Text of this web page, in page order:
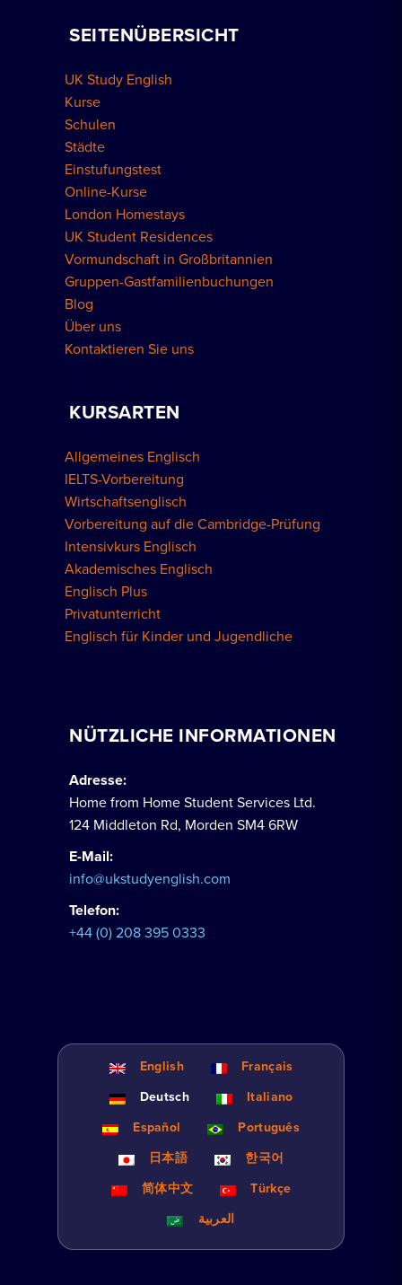
Gruppenbuchungen
So buchen Sie
Wohnungen in London
SEITENÜBERSICHT
UK Study English
Kurse
Schulen
Städte
Einstufungstest
Online-Kurse
London Homestays
UK Student Residences
Vormundschaft in Großbritannien
Gruppen-Gastfamilienbuchungen
Blog
Über uns
Kontaktieren Sie uns
KURSARTEN
Allgemeines Englisch
IELTS-Vorbereitung
Wirtschaftsenglisch
Vorbereitung auf die Cambridge-Prüfung
Intensivkurs Englisch
Akademisches Englisch
Englisch Plus
Privatunterricht
Englisch für Kinder und Jugendliche
NÜTZLICHE INFORMATIONEN
Adresse:
Home from Home Student Services Ltd.
124 Middleton Rd, Morden SM4 6RW
E-Mail:
info@ukstudyenglish.com
Telefon:
+44 (0) 208 395 0333
English
Français
Deutsch
Italiano
Español
Português
日本語
한국어
简体中文
Türkçe
العربية